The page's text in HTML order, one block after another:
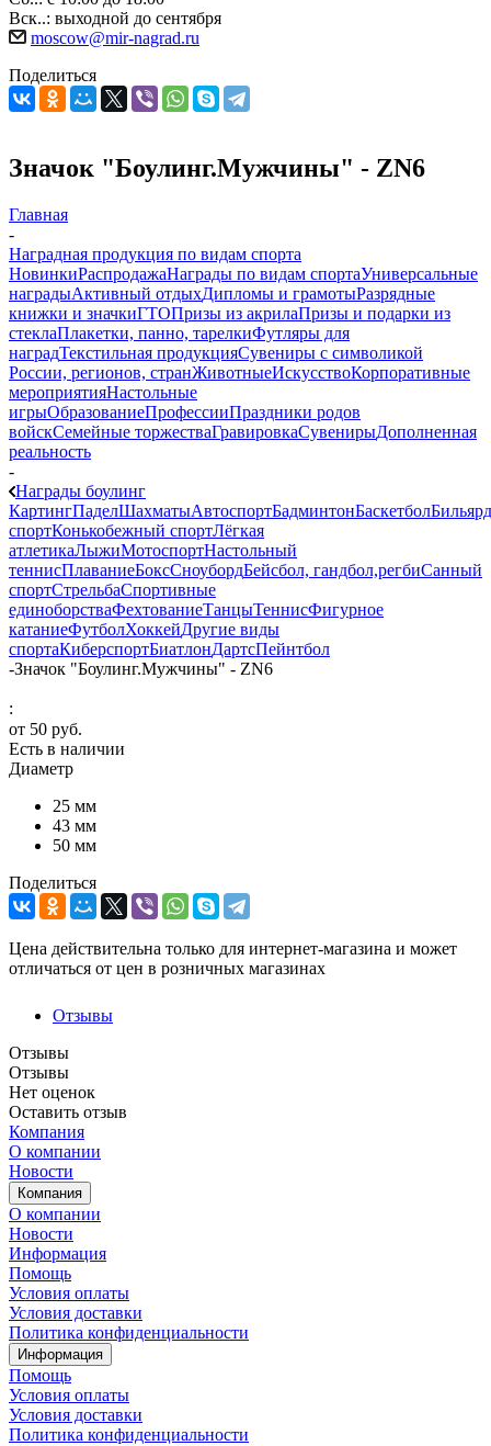
Вск..: выходной до сентября
moscow@mir-nagrad.ru
Поделиться
Значок "Боулинг.Мужчины" - ZN6
Главная
-
Наградная продукция по видам спорта
НовинкиРаспродажаНаграды по видам спортаУниверсальные
наградыАктивный отдыхДипломы и грамотыРазрядные
книжки и значкиГТОПризы из акрилаПризы и подарки из
стеклаПлакетки, панно, тарелкиФутляры для
наградТекстильная продукцияСувениры с символикой
России, регионов, странЖивотныеИскусствоКорпоративные
мероприятияНастольные
игрыОбразованиеПрофессииПраздники родов
войскСемейные торжестваГравировкаСувенирыДополненная
реальность
-
Награды боулинг
КартингПаделШахматыАвтоспортБадминтонБаскетболБильярд
спортКонькобежный спортЛёгкая
атлетикаЛыжиМотоспортНастольный
теннисПлаваниеБоксСноубордБейсбол, гандбол,регбиСанный
спортСтрельбаСпортивные
единоборстваФехтованиеТанцыТеннисФигурное
катаниеФутболХоккейДругие виды
спортаКиберспортБиатлонДартсПейнтбол
-Значок "Боулинг.Мужчины" - ZN6
:
от 50 руб.
Есть в наличии
Диаметр
25 мм
43 мм
50 мм
Поделиться
Цена действительна только для интернет-магазина и может
отличаться от цен в розничных магазинах
Отзывы
Отзывы
Отзывы
Нет оценок
Оставить отзыв
Компания
О компании
Новости
Компания
О компании
Новости
Информация
Помощь
Условия оплаты
Условия доставки
Политика конфиденциальности
Информация
Помощь
Условия оплаты
Условия доставки
Политика конфиденциальности